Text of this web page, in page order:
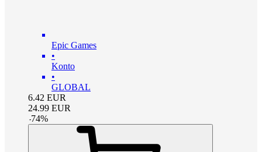
Epic Games
•
Konto
•
GLOBAL
6.42 EUR
24.99 EUR
-74%